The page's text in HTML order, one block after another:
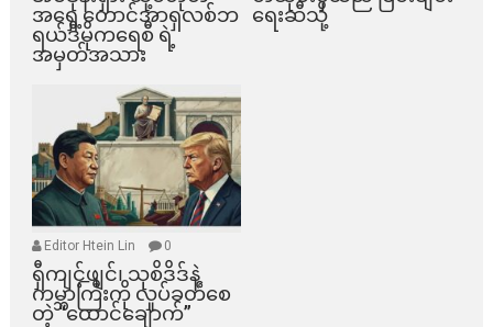
အရှေ့တောင်အာရှလစ်ဘ
ရယ်ဒီမိုကရေစီ ရဲ့
အမှတ်အသား
ရေးဆီသို့
Editor Htein Lin 0
ရှီကျင့်ဖျင်၊ သုစိဒိဒ်နဲ့
ကမ္ဘာကြီးကို လှုပ်ခတ်စေ
တဲ့ “ထောင်ချောက်”